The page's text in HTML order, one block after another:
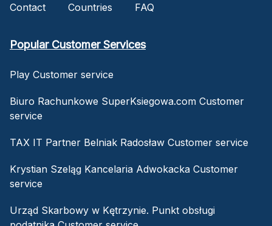
Contact
Countries FAQ
Popular Customer Services
Play Customer service
Biuro Rachunkowe SuperKsiegowa.com Customer
service
TAX IT Partner Belniak Radosław Customer service
Krystian Szeląg Kancelaria Adwokacka Customer
service
Urząd Skarbowy w Kętrzynie. Punkt obsługi